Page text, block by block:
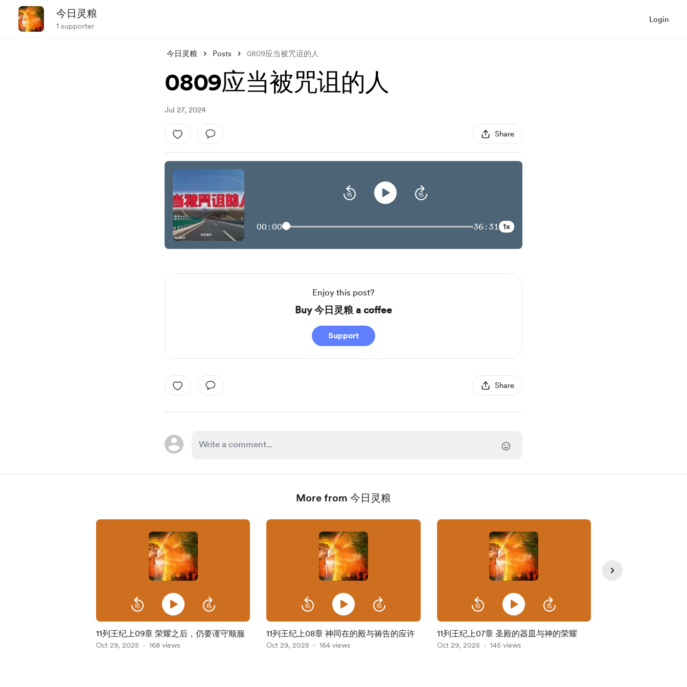
今日灵粮
1 supporter
Login
今日灵粮 Posts 0809应当被咒诅的人
0809应当被咒诅的人
Jul 27, 2024
Share
00:00 36:31 1x
Enjoy this post?
Buy 今日灵粮 a coffee
Support
Share
More from 今日灵粮
11列王纪上09章 荣耀之后，仍要谨守顺服
Oct 29, 2025 168 views
11列王纪上08章 神同在的殿与祷告的应许
Oct 29, 2025 164 views
11列王纪上07章 圣殿的器皿与神的荣耀
Oct 29, 2025 145 views